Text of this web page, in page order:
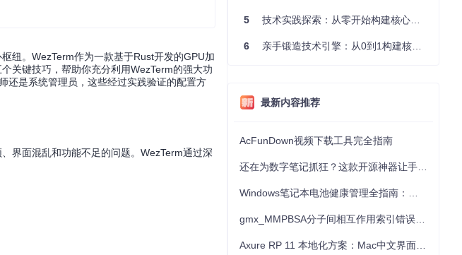
纽。WezTerm作为一款基于Rust开发的GPU加
关键技巧，帮助你充分利用WezTerm的强大功
还是系统管理员，这些经过实践验证的配置方
界面混乱和功能不足的问题。WezTerm通过深
5 技术实践探索：从零开始构建核心系统的实践指南
6 亲手锻造技术引擎：从0到1构建核心系统的实践指南
最新内容推荐
AcFunDown视频下载工具完全指南